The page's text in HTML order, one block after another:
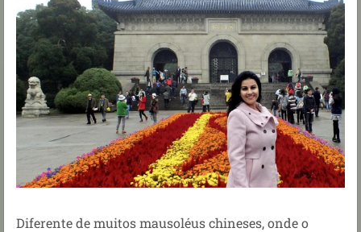
Diferente de muitos mausoléus chineses, onde o